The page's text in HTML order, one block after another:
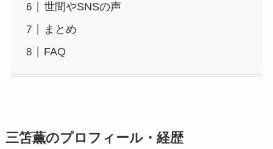
世間やSNSの声
まとめ
FAQ
三笘薫のプロフィール・経歴